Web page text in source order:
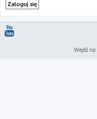
Wejdź na: